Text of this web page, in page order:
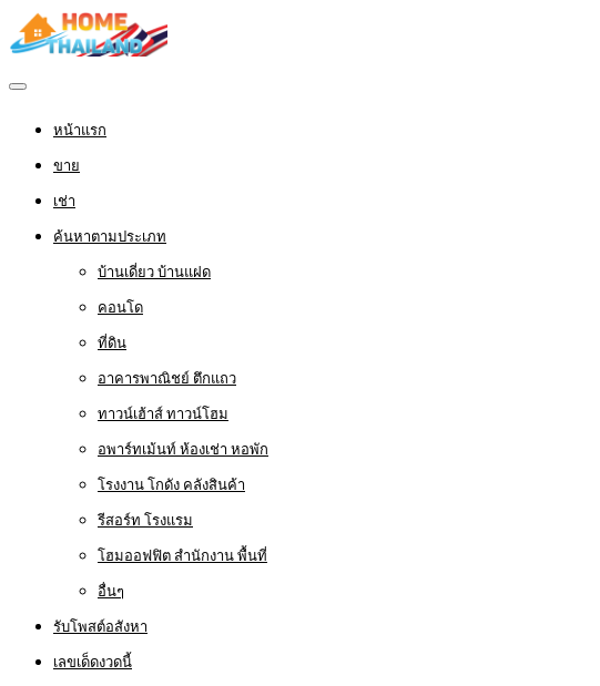
หน้าแรก
ขาย
เช่า
ค้นหาตามประเภท
บ้านเดี่ยว บ้านแฝด
คอนโด
ที่ดิน
อาคารพาณิชย์ ตึกแถว
ทาวน์เฮ้าส์ ทาวน์โฮม
อพาร์ทเม้นท์ ห้องเช่า หอพัก
โรงงาน โกดัง คลังสินค้า
รีสอร์ท โรงแรม
โฮมออฟฟิต สำนักงาน พื้นที่
อื่นๆ
รับโพสต์อสังหา
เลขเด็ดงวดนี้